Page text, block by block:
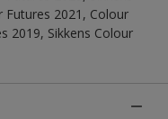
Futures 2021, Colour
2019, Sikkens Colour